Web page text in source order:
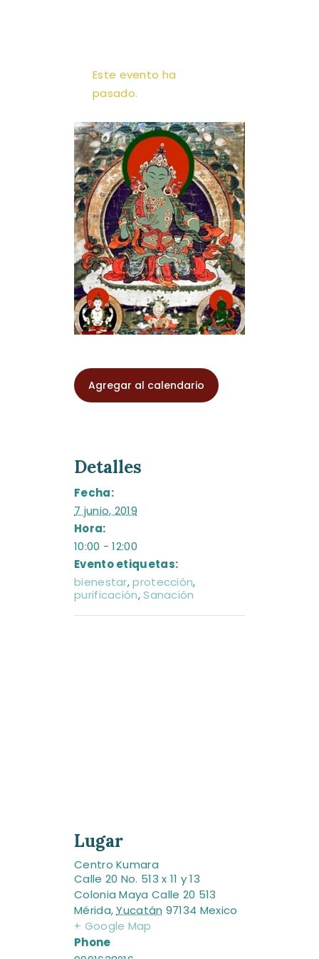
A.M.T. MÉXICO
Este evento ha
pasado.
Agregar al calendario
Detalles
Fecha:
7 junio, 2019
Hora:
10:00 - 12:00
Evento etiquetas:
bienestar,protección,
purificación,Sanación
Lugar
Centro Kumara
Calle 20 No. 513 x 11 y 13
Colonia Maya Calle 20 513
Mérida, Yucatán 97134 Mexico
+ Google Map
Phone